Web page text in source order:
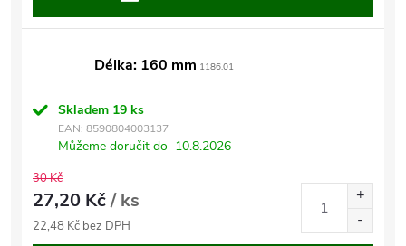
Délka: 160 mm 1186.01
Skladem 19 ks
EAN: 8590804003137
Můžeme doručit do 10.8.2026
30 Kč
27,20 Kč/ ks
22,48 Kč bez DPH